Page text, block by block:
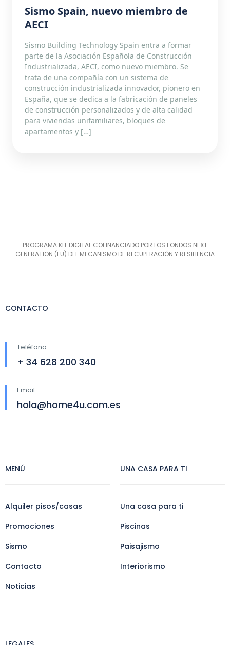
Sismo Spain, nuevo miembro de
AECI
Sismo Building Technology Spain entra a formar
parte de la Asociación Española de Construcción
Industrializada, AECI, como nuevo miembro. Se
trata de una compañía con un sistema de
construcción industrializada innovador, pionero en
España, que se dedica a la fabricación de paneles
de construcción personalizados y de alta calidad
para viviendas unifamiliares, bloques de
apartamentos y […]
PROGRAMA KIT DIGITAL COFINANCIADO POR LOS FONDOS NEXT
GENERATION (EU) DEL MECANISMO DE RECUPERACIÓN Y RESILIENCIA
CONTACTO
Teléfono
+ 34 628 200 340
Email
hola@home4u.com.es
MENÚ
Alquiler pisos/casas
Promociones
Sismo
Contacto
Noticias
UNA CASA PARA TI
Una casa para ti
Piscinas
Paisajismo
Interiorismo